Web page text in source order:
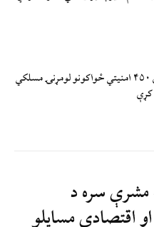
هرات کې نږدې ۴۵۰ امنيتي ځواکونو لومړنۍ مسلکي
مشرې سره د
اقتصادي مسایلو